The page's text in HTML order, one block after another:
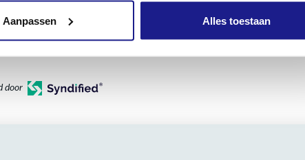
Aanpassen Alles toestaan
door